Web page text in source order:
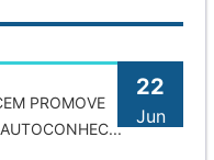
22
Jun
PROMOVE